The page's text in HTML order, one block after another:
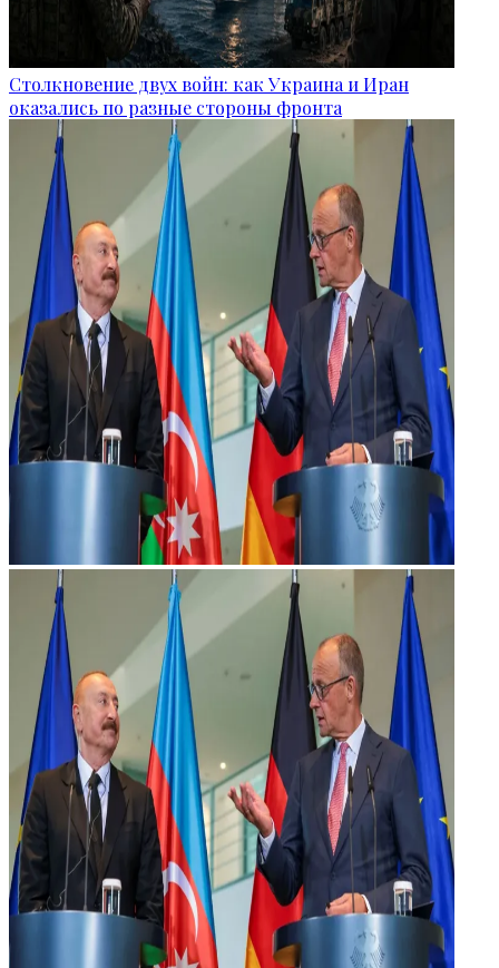
Столкновение двух войн: как Украина и Иран
оказались по разные стороны фронта